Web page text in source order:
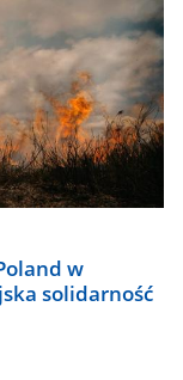
w
solidarność